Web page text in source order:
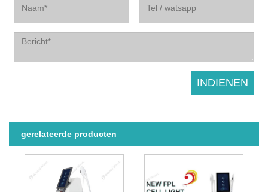
gerelateerde producten